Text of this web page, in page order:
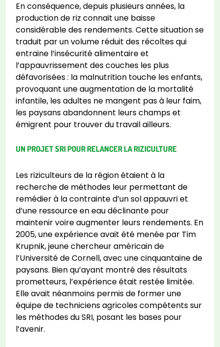
En conséquence, depuis plusieurs années, la
production de riz connait une baisse
considérable des rendements. Cette situation se
traduit par un volume réduit des récoltes qui
entraine l’insécurité alimentaire et
l’appauvrissement des couches les plus
défavorisées : la malnutrition touche les enfants,
provoquant une augmentation de la mortalité
infantile, les adultes ne mangent pas à leur faim,
les paysans abandonnent leurs champs et
émigrent pour trouver du travail ailleurs.
UN PROJET SRI POUR RELANCER LA RIZICULTURE
Les riziculteurs de la région étaient à la
recherche de méthodes leur permettant de
remédier à la contrainte d’un sol appauvri et
d’une ressource en eau déclinante pour
maintenir voire augmenter leurs rendements. En
2005, une expérience avait été menée par Tim
Krupnik, jeune chercheur américain de
l’Université de Cornell, avec une cinquantaine de
paysans. Bien qu’ayant montré des résultats
prometteurs, l’expérience était restée limitée.
Elle avait néanmoins permis de former une
équipe de techniciens agricoles compétents sur
les méthodes du SRI, posant les bases pour
l’avenir.